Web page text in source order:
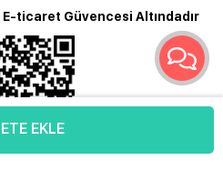
EKLE
ticaret Güvencesi Altındadır